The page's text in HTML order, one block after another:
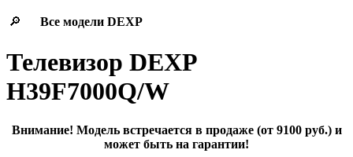
🔎 Все модели DEXP
Телевизор DEXP
H39F7000Q/W
Внимание! Модель встречается в продаже (от 9100 руб.) и
может быть на гарантии!